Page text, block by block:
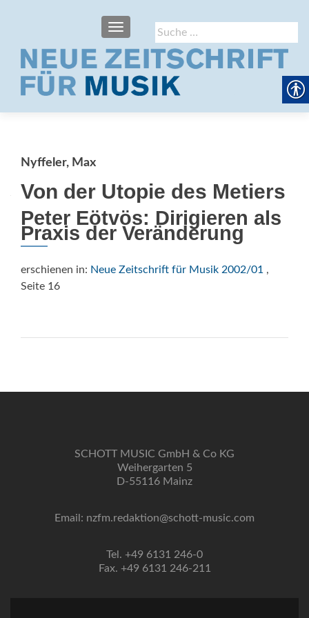
Suche
nach:
SCHALTE NAVIGATION
Nyffeler, Max
Von der Utopie des Metiers
Peter Eötvös: Dirigieren als
Praxis der Veränderung
erschienen in: Neue Zeitschrift für Musik 2002/01 ,
Seite 16
SCHOTT MUSIC GmbH & Co KG
Weihergarten 5
D-55116 Mainz
Email: nzfm.redaktion@schott-music.com
Tel. +49 6131 246-0
Fax. +49 6131 246-211